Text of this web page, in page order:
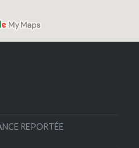
REPORTÉE